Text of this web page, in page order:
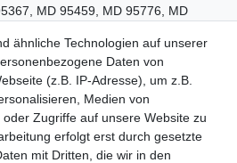
MD 95459, MD 95776, MD
MDPNA150.Mitac Mio168.
MyGuide 3500, MyGuide 6500, 6500
GPS, 300 GPS 2L, 6500XL.Ersetzt
Maße:ca. 49 x 35 x 8 mm.
Sprechzeiten
ähnliche Technologien auf unserer
Daten von
(z.B. IP-Adresse), um z.B.
Medien von
Zugriffe auf unsere Website zu
erfolgt erst durch gesetzte
mit Dritten, die wir in den